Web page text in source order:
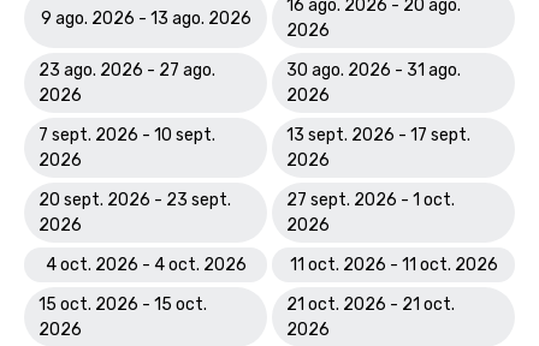
9 ago. 2026 - 13 ago. 2026
16 ago. 2026 - 20 ago.
2026
23 ago. 2026 - 27 ago.
2026
30 ago. 2026 - 31 ago.
2026
7 sept. 2026 - 10 sept.
2026
13 sept. 2026 - 17 sept.
2026
20 sept. 2026 - 23 sept.
2026
27 sept. 2026 - 1 oct.
2026
4 oct. 2026 - 4 oct. 2026
11 oct. 2026 - 11 oct. 2026
15 oct. 2026 - 15 oct.
2026
21 oct. 2026 - 21 oct.
2026